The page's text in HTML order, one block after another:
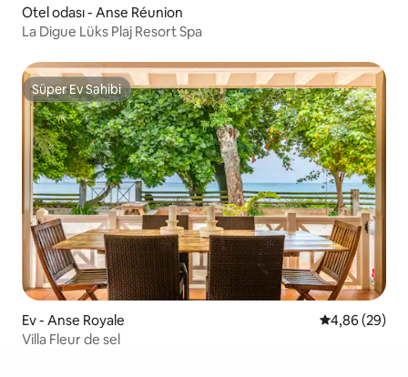
Otel odası - Anse Réunion
La Digue Lüks Plaj Resort Spa
Süper Ev Sahibi
Süper Ev Sahibi
Ev - Anse Royale 5 üzerinden
4,86 (29)
Villa Fleur de sel